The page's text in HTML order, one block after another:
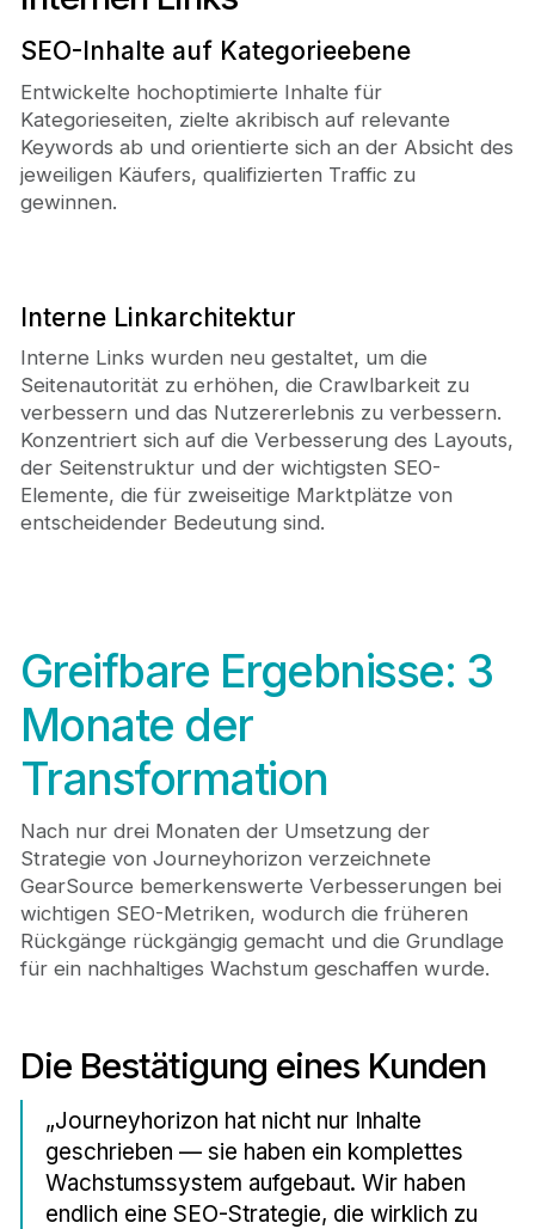
SEO-Inhalte auf Kategorieebene
Entwickelte hochoptimierte Inhalte für
Kategorieseiten, zielte akribisch auf relevante
Keywords ab und orientierte sich an der Absicht des
jeweiligen Käufers, qualifizierten Traffic zu
gewinnen.
Interne Linkarchitektur
Interne Links wurden neu gestaltet, um die
Seitenautorität zu erhöhen, die Crawlbarkeit zu
verbessern und das Nutzererlebnis zu verbessern.
Konzentriert sich auf die Verbesserung des Layouts,
der Seitenstruktur und der wichtigsten SEO-
Elemente, die für zweiseitige Marktplätze von
entscheidender Bedeutung sind.
Greifbare Ergebnisse: 3
Monate der
Transformation
Nach nur drei Monaten der Umsetzung der
Strategie von Journeyhorizon verzeichnete
GearSource bemerkenswerte Verbesserungen bei
wichtigen SEO-Metriken, wodurch die früheren
Rückgänge rückgängig gemacht und die Grundlage
für ein nachhaltiges Wachstum geschaffen wurde.
Die Bestätigung eines Kunden
„Journeyhorizon hat nicht nur Inhalte
geschrieben — sie haben ein komplettes
Wachstumssystem aufgebaut. Wir haben
endlich eine SEO-Strategie, die wirklich zu